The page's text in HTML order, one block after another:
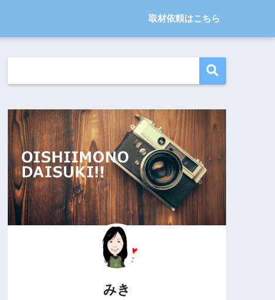
取材依頼はこちら
みき